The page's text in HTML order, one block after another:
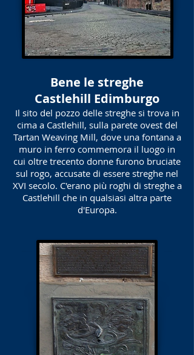
Bene le streghe
Castlehill Edimburgo
Il sito del pozzo delle streghe si trova in
cima a Castlehill, sulla parete ovest del
Tartan Weaving Mill, dove una fontana a
muro in ferro commemora il luogo in
cui oltre trecento donne furono bruciate
sul rogo, accusate di essere streghe nel
XVI secolo. C'erano più roghi di streghe a
Castlehill che in qualsiasi altra parte
d'Europa.